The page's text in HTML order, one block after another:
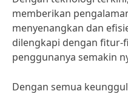
memberikan
menyenangkan dan
dilengkapi dengan
penggunanya semakin
Dengan semua